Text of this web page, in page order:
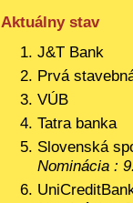
Aktuálny stav
J&T Bank
Prvá
VÚB
Tatra banka
Slovenská
Nominácia :